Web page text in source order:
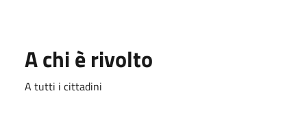
A chi è rivolto
A tutti i cittadini